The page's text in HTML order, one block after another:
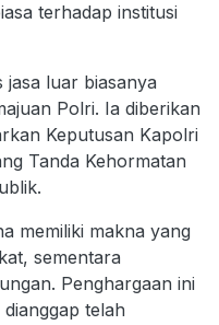
terhadap institusi
jasa luar biasanya
Polri. Ia diberikan
Keputusan Kapolri
Tanda Kehormatan
memiliki makna yang
sementara
Penghargaan ini
telah